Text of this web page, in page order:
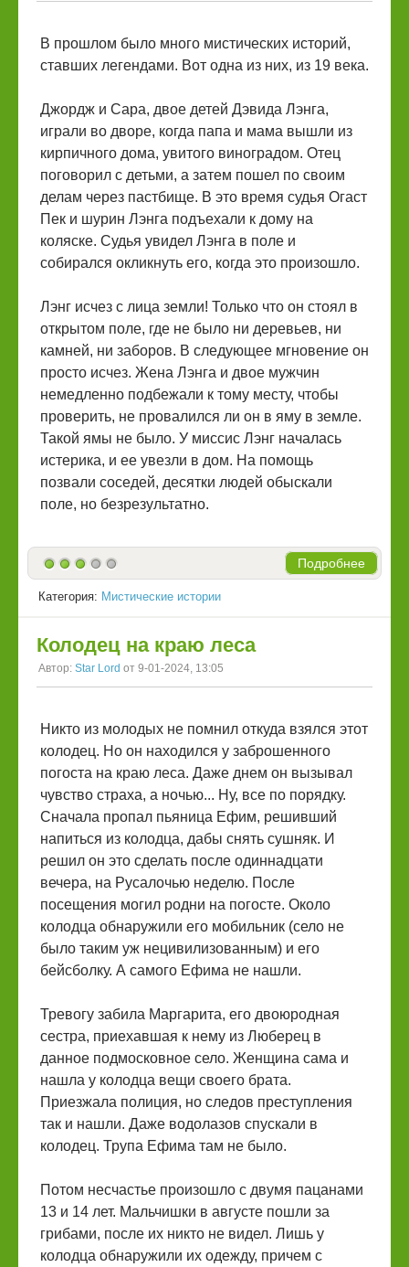
В прошлом было много мистических историй,
ставших легендами. Вот одна из них, из 19 века.
Джордж и Сара, двое детей Дэвида Лэнга,
играли во дворе, когда папа и мама вышли из
кирпичного дома, увитого виноградом. Отец
поговорил с детьми, а затем пошел по своим
делам через пастбище. В это время судья Огаст
Пек и шурин Лэнга подъехали к дому на
коляске. Судья увидел Лэнга в поле и
собирался окликнуть его, когда это произошло.
Лэнг исчез с лица земли! Только что он стоял в
открытом поле, где не было ни деревьев, ни
камней, ни заборов. В следующее мгновение он
просто исчез. Жена Лэнга и двое мужчин
немедленно подбежали к тому месту, чтобы
проверить, не провалился ли он в яму в земле.
Такой ямы не было. У миссис Лэнг началась
истерика, и ее увезли в дом. На помощь
позвали соседей, десятки людей обыскали
поле, но безрезультатно.
Подробнее
Категория: Мистические истории
Колодец на краю леса
Автор: Star Lord от 9-01-2024, 13:05
Никто из молодых не помнил откуда взялся этот
колодец. Но он находился у заброшенного
погоста на краю леса. Даже днем он вызывал
чувство страха, а ночью... Ну, все по порядку.
Сначала пропал пьяница Ефим, решивший
напиться из колодца, дабы снять сушняк. И
решил он это сделать после одиннадцати
вечера, на Русалочью неделю. После
посещения могил родни на погосте. Около
колодца обнаружили его мобильник (село не
было таким уж нецивилизованным) и его
бейсболку. А самого Ефима не нашли.
Тревогу забила Маргарита, его двоюродная
сестра, приехавшая к нему из Люберец в
данное подмосковное село. Женщина сама и
нашла у колодца вещи своего брата.
Приезжала полиция, но следов преступления
так и нашли. Даже водолазов спускали в
колодец. Трупа Ефима там не было.
Потом несчастье произошло с двумя пацанами
13 и 14 лет. Мальчишки в августе пошли за
грибами, после их никто не видел. Лишь у
колодца обнаружили их одежду, причем с